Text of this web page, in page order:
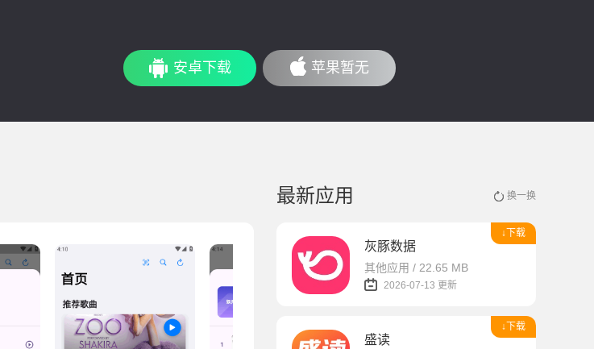
安卓下载 苹果暂无
最新应用 换一换
↓下载
灰豚数据
其他应用 / 22.65 MB
2026-07-13 更新
↓下载
盛读